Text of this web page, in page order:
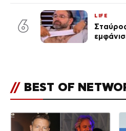
6
LIFE
// BEST OF